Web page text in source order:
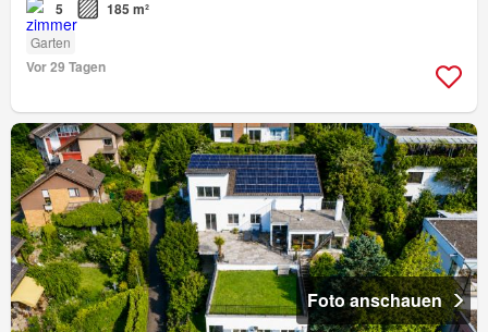
5 185 m²
Garten
Vor 29 Tagen
Foto anschauen